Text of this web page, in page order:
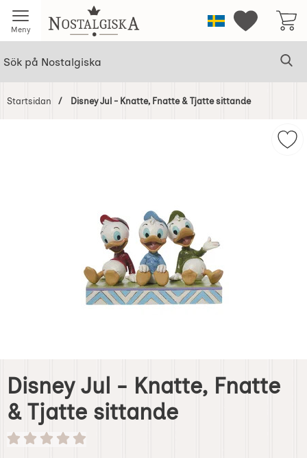
Meny Startsidan för NostalgiskaSverigeMina
Startsidan Disney Jul - Knatte, Fnatte & Tjatte sittande
Disney Jul - Knatte, Fnatte
& Tjatte sittande